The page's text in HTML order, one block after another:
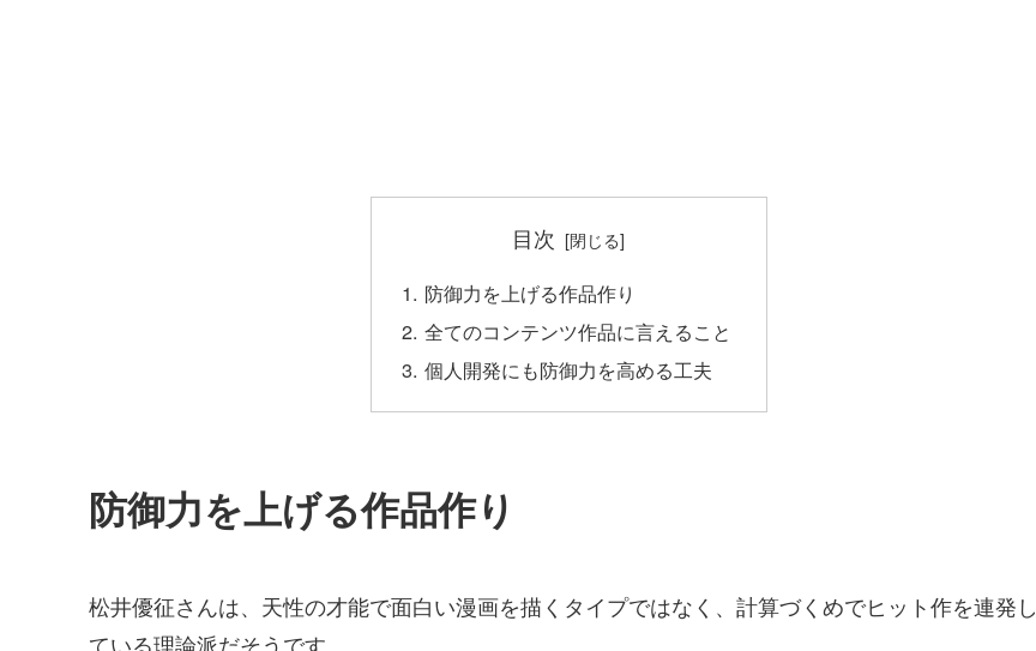
目次
防御力を上げる作品作り
全てのコンテンツ作品に言えること
個人開発にも防御力を高める工夫
防御力を上げる作品作り
松井優征さんは、天性の才能で面白い漫画を描くタイプではなく、計算づくめでヒット作を連発し
ている理論派だそうです。